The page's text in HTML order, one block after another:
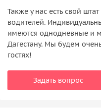
Также у нас есть свой
водителей.
имеются однодневные и
Дагестану. Мы будем
гостях!
Задать вопрос